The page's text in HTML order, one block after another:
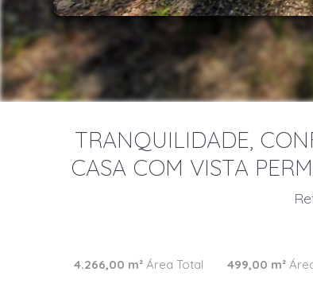
TRANQUILIDADE,
CASA COM VISTA
4.266,00 m²Área Total 499,00 m²